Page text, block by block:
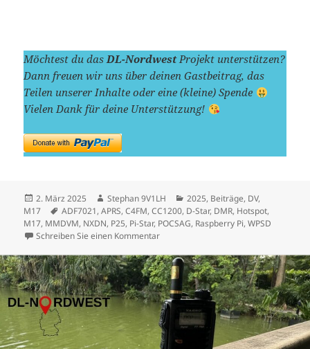
Möchtest du dasDL-NordwestProjekt unterstützen?
Dann freuen wir uns über deinen Gastbeitrag, das
Teilen unserer Inhalte oder eine (kleine) Spende
Vielen Dank für deine Unterstützung!
Veröffentlicht
am
2. März 2025 Autor
Stephan 9V1LH Kategorien
2025, Beiträge, DV,
M17
Schlagwörter
ADF7021,APRS,C4FM,CC1200, D-Star, DMR, Hotspot,
M17, MMDVM, NXDN, P25, Pi-Star, POCSAG, Raspberry Pi,WPSD
Schreiben Sie einen Kommentarzu Neue Generation von Digitalfunk-